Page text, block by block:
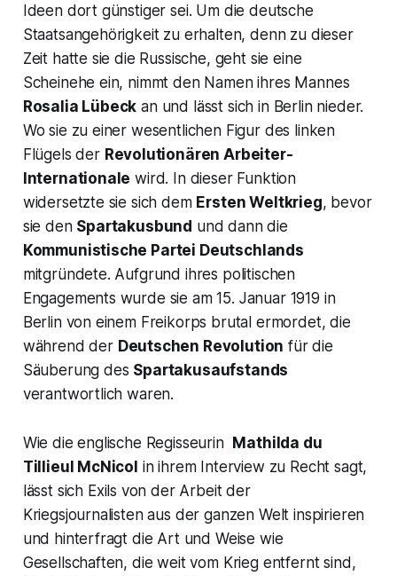
Ideen dort günstiger sei. Um die deutsche
Staatsangehörigkeit zu erhalten, denn zu dieser
Zeit hatte sie die Russische, geht sie eine
Scheinehe ein, nimmt den Namen ihres Mannes
Rosalia Lübeck an und lässt sich in Berlin nieder.
Wo sie zu einer wesentlichen Figur des linken
Flügels der Revolutionären Arbeiter-
Internationale wird. In dieser Funktion
widersetzte sie sich dem Ersten Weltkrieg, bevor
sie den Spartakusbund und dann die
Kommunistische Partei Deutschlands
mitgründete. Aufgrund ihres politischen
Engagements wurde sie am 15. Januar 1919 in
Berlin von einem Freikorps brutal ermordet, die
während der Deutschen Revolution für die
Säuberung des Spartakusaufstands
verantwortlich waren.
Wie die englische Regisseurin Mathilda du
Tillieul McNicol in ihrem Interview zu Recht sagt,
lässt sich Exils von der Arbeit der
Kriegsjournalisten aus der ganzen Welt inspirieren
und hinterfragt die Art und Weise wie
Gesellschaften, die weit vom Krieg entfernt sind,